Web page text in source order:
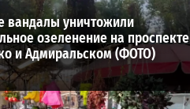
вандалы уничтожили
озеленение на проспекте
и Адмиральском (ФОТО)